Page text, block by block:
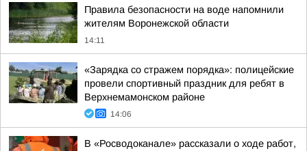
Правила безопасности на воде напомнили
жителям Воронежской области
14:11
«Зарядка со стражем порядка»: полицейские
провели спортивный праздник для ребят в
Верхнемамонском районе
14:06
В «Росводоканале» рассказали о ходе работ,